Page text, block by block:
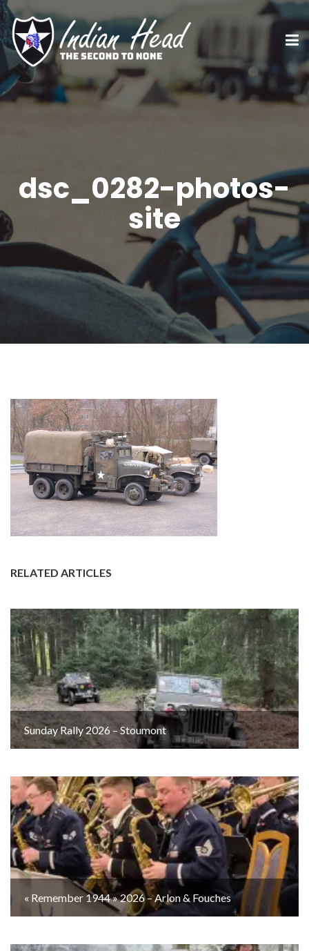
dsc_0282-photos-
site
RELATED ARTICLES
Sunday Rally 2026 – Stoumont
« Remember 1944 » 2026 – Arlon & Fouches